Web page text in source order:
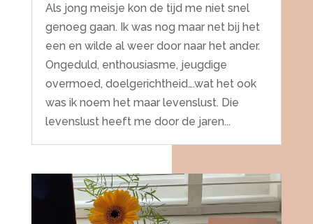
Als jong meisje kon de tijd me niet snel
genoeg gaan. Ik was nog maar net bij het
een en wilde al weer door naar het ander.
Ongeduld, enthousiasme, jeugdige
overmoed, doelgerichtheid….wat het ook
was ik noem het maar levenslust. Die
levenslust heeft me door de jaren...